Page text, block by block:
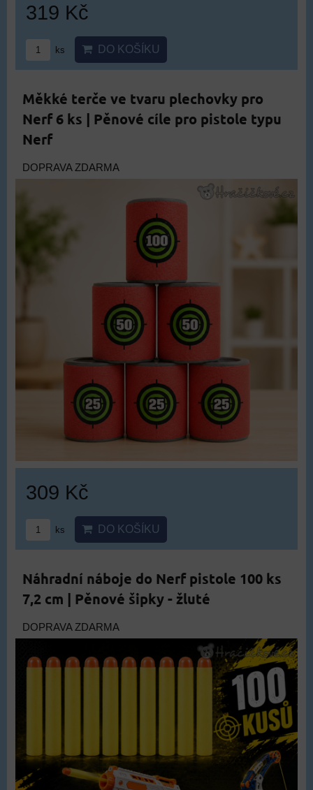
319 Kč
ks DO KOŠÍKU
Měkké terče ve tvaru plechovky pro
Nerf 6 ks | Pěnové cíle pro pistole typu
Nerf
DOPRAVA ZDARMA
309 Kč
ks DO KOŠÍKU
Náhradní náboje do Nerf pistole 100 ks
7,2 cm | Pěnové šipky - žluté
DOPRAVA ZDARMA